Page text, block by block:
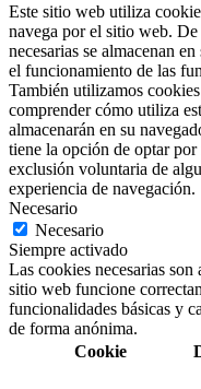
Este sitio web utiliza
navega por el sitio web. De
necesarias se almacenan
el funcionamiento de las
También utilizamos
comprender cómo utiliza
almacenarán en su
tiene la opción de optar
exclusión voluntaria de
experiencia de navegación.
Necesario
Necesario
Siempre activado
Las cookies necesarias son
sitio web funcione
funcionalidades básicas y
de forma anónima.
Cookie